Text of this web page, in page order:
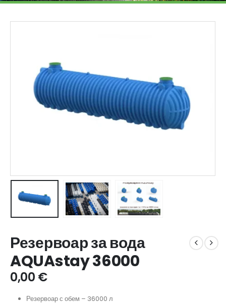
Резервоар за вода
AQUAstay 36000
0,00 €
Резервоар с обем – 36000 л